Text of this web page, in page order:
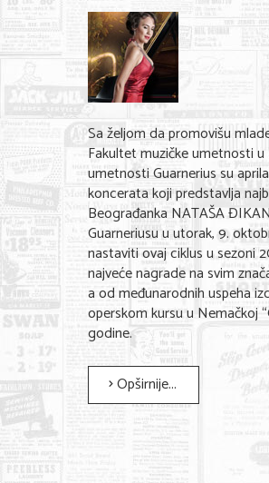
Sa željom da promovišu
Fakultet muzičke umetnosti
umetnosti Guarnerius su
koncerata koji predstavlja
Beograđanka NATAŠA
Guarneriusu u utorak, 9.
nastaviti ovaj ciklus u sezoni
najveće nagrade na svim
a od međunarodnih uspeha
operskom kursu u Nemačkoj
godine.
Opširnije...